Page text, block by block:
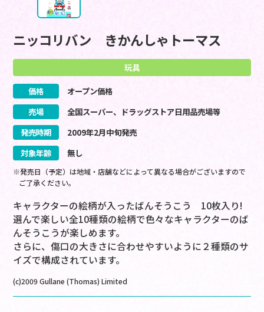
ニッコリバン きかんしゃトーマス
玩具
価格
オープン価格
売場
全国スーパー、ドラッグストア日用品売場等
発売時期
2009年2月中旬発売
対象年齢
無し
※発売日（予定）は地域・店舗などによって異なる場合がございますので
ご了承ください。
キャラクターの絵柄が入ったばんそうこう 10枚入り!
選んで楽しい全10種類の絵柄で色々なキャラクターのば
んそうこうが楽しめます。
さらに、傷口の大きさに合わせやすいように２種類のサ
イズで構成されています。
(c)2009 Gullane (Thomas) Limited